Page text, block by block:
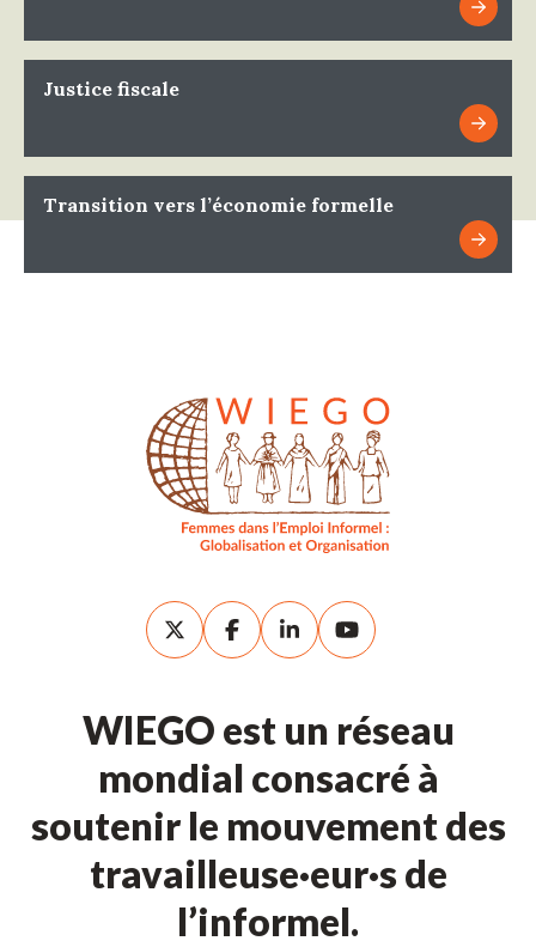
Justice fiscale
Transition vers l’économie formelle
WIEGO est un réseau
mondial consacré à
soutenir le mouvement des
travailleuse·eur·s de
l’informel.